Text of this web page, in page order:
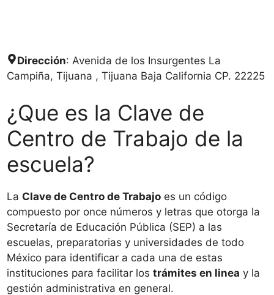
Dirección: Avenida de los Insurgentes La
Campiña, Tijuana , Tijuana Baja California CP. 22225
¿Que es la Clave de
Centro de Trabajo de la
escuela?
La Clave de Centro de Trabajo es un código
compuesto por once números y letras que otorga la
Secretaría de Educación Pública (SEP) a las
escuelas, preparatorias y universidades de todo
México para identificar a cada una de estas
instituciones para facilitar los trámites en linea y la
gestión administrativa en general.